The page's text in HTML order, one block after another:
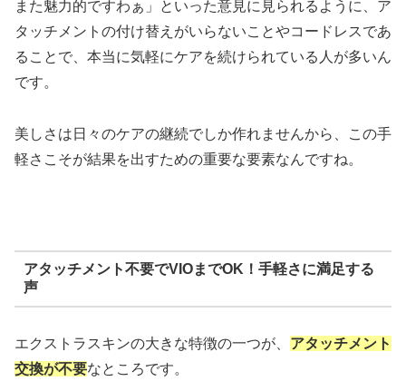
また魅力的ですわぁ」といった意見に見られるように、ア
タッチメントの付け替えがいらないことやコードレスであ
ることで、本当に気軽にケアを続けられている人が多いん
です。
美しさは日々のケアの継続でしか作れませんから、この手
軽さこそが結果を出すための重要な要素なんですね。
アタッチメント不要でVIOまでOK！手軽さに満足する
声
エクストラスキンの大きな特徴の一つが、 アタッチメント
交換が不要なところです。